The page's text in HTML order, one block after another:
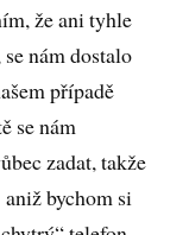
že ani tyhle
nám dostalo
případě
se nám
zadat, takže
bychom si